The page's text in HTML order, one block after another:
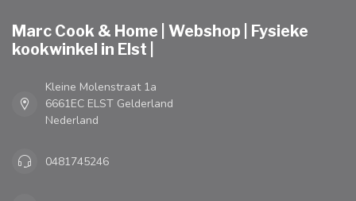
Marc Cook & Home | Webshop | Fysieke
kookwinkel in Elst |
Kleine Molenstraat 1a
6661EC ELST Gelderland
Nederland
0481745246